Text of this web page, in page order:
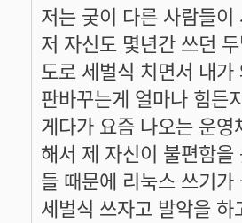
저는 궂이 다른 사람들
저 자신도 몇년간 쓰던
도로 세벌식 치면서 내
판바꾸는게 얼마나 힘든
게다가 요즘 나오는 운
해서 제 자신이 불편함
들 때문에 리눅스 쓰기
세벌식 쓰자고 발악을